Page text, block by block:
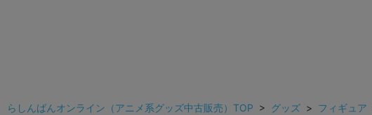
らしんばんオンライン（アニメ系グッズ中古販売）TOP > グッズ > フィギュア